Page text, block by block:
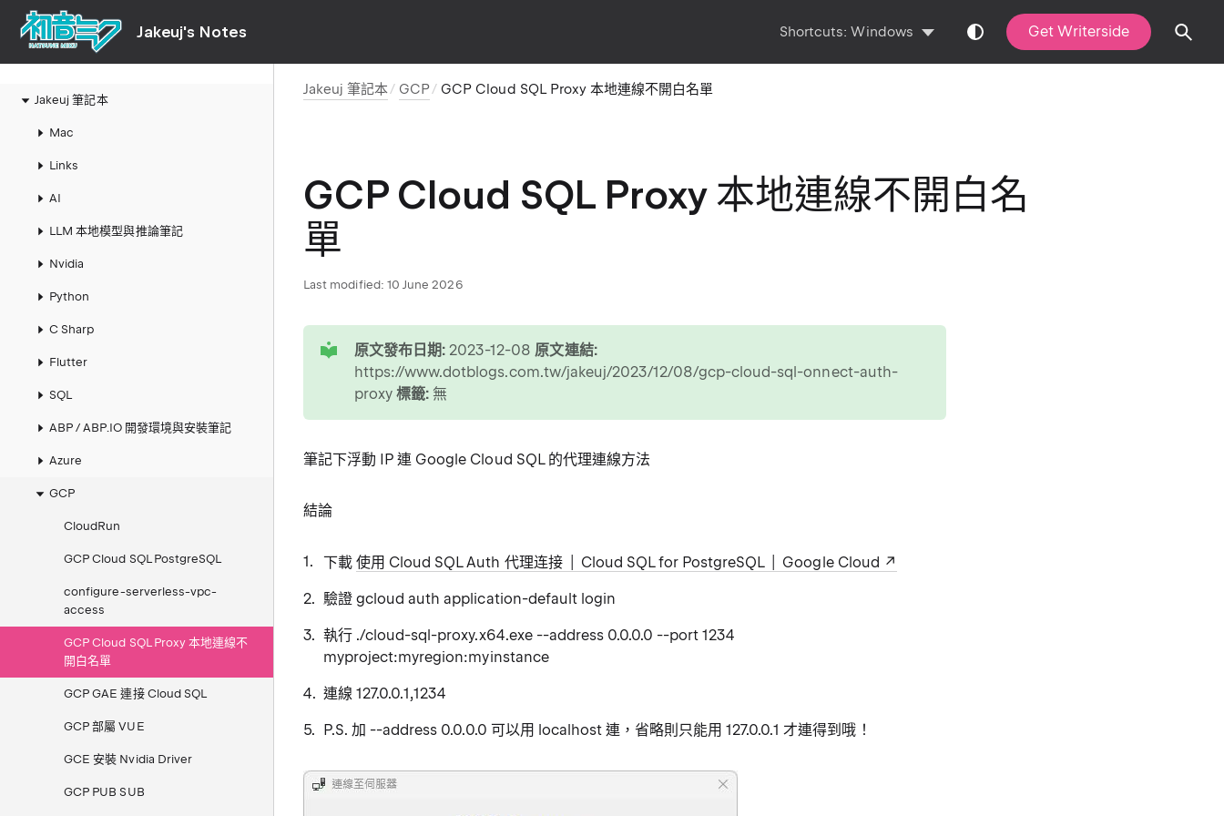
Jakeuj's Notes Shortcuts:Windows Get Writerside
Jakeuj 筆記本
Mac
Links
AI
LLM 本地模型與推論筆記
Nvidia
Python
C Sharp
Flutter
SQL
ABP / ABP.IO 開發環境與安裝筆記
Azure
GCP
CloudRun
GCP Cloud SQL PostgreSQL
configure-serverless-vpc-
access
GCP Cloud SQL Proxy 本地連線不
開白名單
GCP GAE 連接 Cloud SQL
GCP 部屬 VUE
GCE 安裝 Nvidia Driver
GCP PUB SUB
Jakeuj 筆記本 GCP GCP Cloud SQL Proxy 本地連線不開白名單
GCP Cloud SQL Proxy 本地連線不開白名
單
Last modified: 10 June 2026
原文發布日期: 2023-12-08 原文連結:
https://www.dotblogs.com.tw/jakeuj/2023/12/08/gcp-cloud-sql-onnect-auth-
proxy標籤: 無
筆記下浮動 IP 連 Google Cloud SQL 的代理連線方法
結論
下載使用 Cloud SQL Auth 代理连接 | Cloud SQL for PostgreSQL | Google Cloud
驗證 gcloud auth application-default login
執行 ./cloud-sql-proxy.x64.exe --address 0.0.0.0 --port 1234
myproject:myregion:myinstance
連線 127.0.0.1,1234
P.S. 加 --address 0.0.0.0 可以用 localhost 連，省略則只能用 127.0.0.1 才連得到哦！